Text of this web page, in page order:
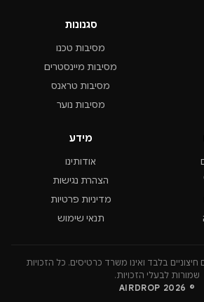
סגנונות
מסיבות טכנו
מסיבות מיינסטרים
מסיבות טראנס
מסיבות נוער
מידע
אודותינו
הצהרת נגישות
מדיניות פרטיות
תנאי שימוש
חיצוניים בלבד ואינו משרד כרטיסים. כל הזכויות
שמורות לבעלי הזכויות.
© 2026 AIRDROP